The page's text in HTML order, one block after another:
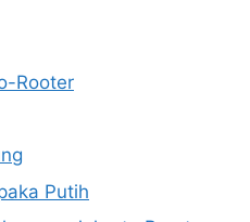
Rooter
Putih